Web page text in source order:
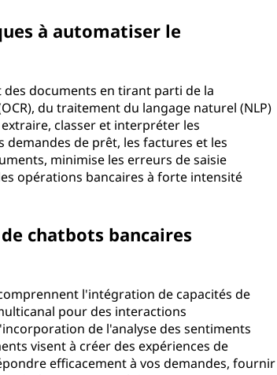
à automatiser le
documents en tirant parti de la
du traitement du langage naturel (NLP)
classer et interpréter les
de prêt, les factures et les
minimise les erreurs de saisie
opérations bancaires à forte intensité
chatbots bancaires
l'intégration de capacités de
pour des interactions
de l'analyse des sentiments
visent à créer des expériences de
efficacement à vos demandes, fournir